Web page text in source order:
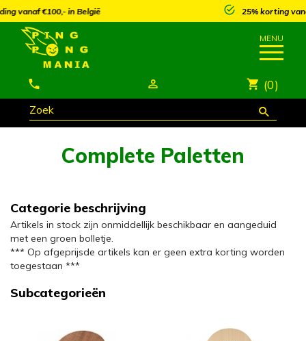
25% korting vanaf €250,- op meeste artikels*
(0)
Complete Paletten
Categorie beschrijving
Artikels in stock zijn onmiddellijk beschikbaar en aangeduid
met een groen bolletje.
*** Op afgeprijsde artikels kan er geen extra korting worden
toegestaan ***
Subcategorieën